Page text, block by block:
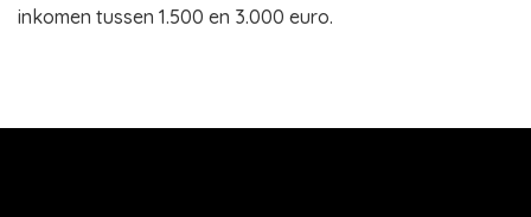
inkomen tussen 1.500 en 3.000 euro.